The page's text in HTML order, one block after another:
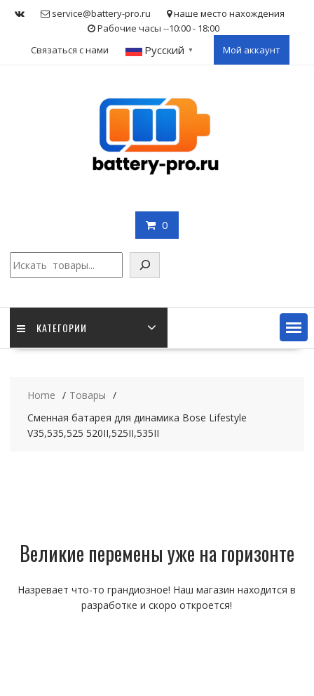
service@battery-pro.ru
наше место нахождения
Рабочие часы --10:00 - 18:00
Связаться с нами
Русский ▼ Мой аккаунт
0
КАТЕГОРИИ
Home
Товары
Сменная батарея для динамика Bose Lifestyle
V35,535,525 520II,525II,535II
Великие перемены уже на горизонте
Назревает что-то грандиозное! Наш магазин находится в
разработке и скоро откроется!